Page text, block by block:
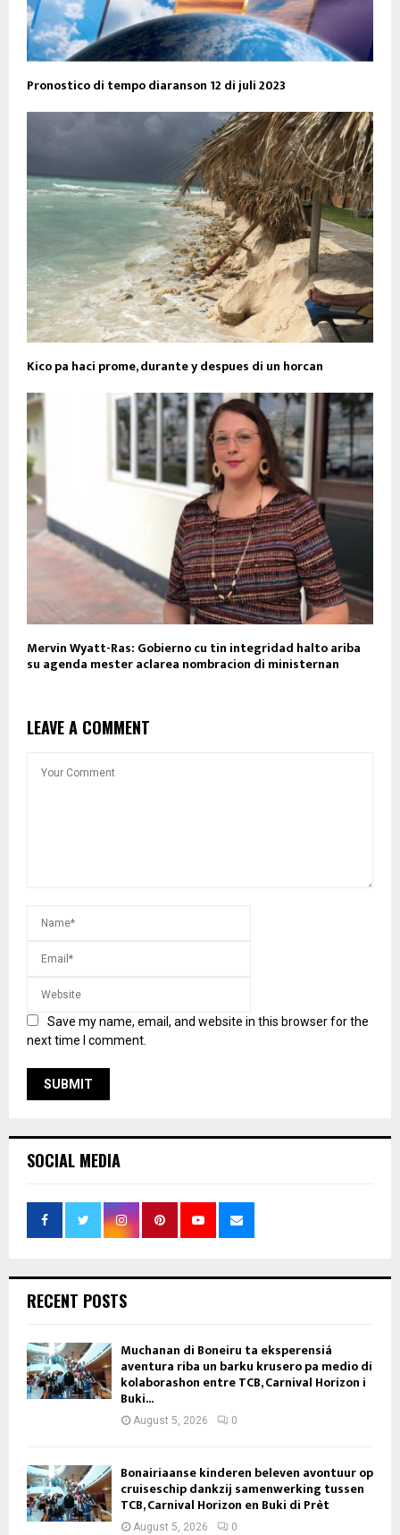
Pronostico di tempo diaranson 12 di juli 2023
Kico pa haci prome, durante y despues di un horcan
Mervin Wyatt-Ras: Gobierno cu tin integridad halto ariba
su agenda mester aclarea nombracion di ministernan
LEAVE A COMMENT
Save my name, email, and website in this browser for the
next time I comment.
SOCIAL MEDIA
RECENT POSTS
Muchanan di Boneiru ta eksperensiá
aventura riba un barku krusero pa medio di
kolaborashon entre TCB, Carnival Horizon i
Buki...
August 5, 2026 0
Bonairiaanse kinderen beleven avontuur op
cruiseschip dankzij samenwerking tussen
TCB, Carnival Horizon en Buki di Prèt
August 5, 2026 0